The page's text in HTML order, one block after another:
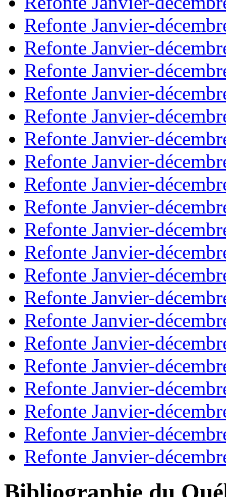
Refonte Janvier-
Refonte Janvier-
Refonte Janvier-
Refonte Janvier-
Refonte Janvier-
Refonte Janvier-
Refonte Janvier-
Refonte Janvier-
Refonte Janvier-
Refonte Janvier-
Refonte Janvier-
Refonte Janvier-
Refonte Janvier-
Refonte Janvier-
Refonte Janvier-
Refonte Janvier-
Refonte Janvier-
Refonte Janvier-
Refonte Janvier-
Refonte Janvier-